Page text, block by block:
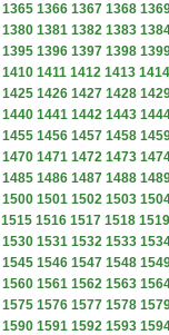
1365 1366 1367 1368
1380 1381 1382 1383
1395 1396 1397 1398
1410 1411 1412 1413 1414
1425 1426 1427 1428
1440 1441 1442 1443
1455 1456 1457 1458
1470 1471 1472 1473
1485 1486 1487 1488
1500 1501 1502 1503
1515 1516 1517 1518 1519
1530 1531 1532 1533
1545 1546 1547 1548
1560 1561 1562 1563
1575 1576 1577 1578
1590 1591 1592 1593